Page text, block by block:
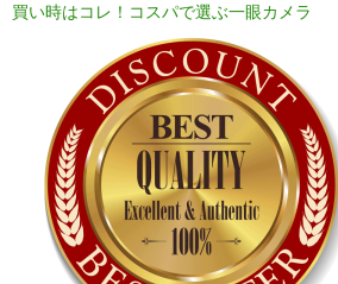
買い時はコレ！コスパで選ぶ一眼カメラ